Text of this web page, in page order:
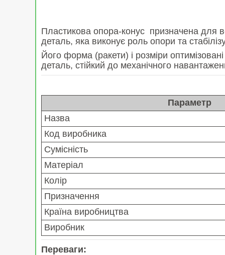
Пластикова опора-конус призначена для
деталь, яка виконує роль опори та
Його форма (ракети) і розміри
деталь, стійкий до механічного
Параметр
Назва
Код виробника
Сумісність
Матеріал
Колір
Призначення
Країна виробництва
Виробник
Переваги: